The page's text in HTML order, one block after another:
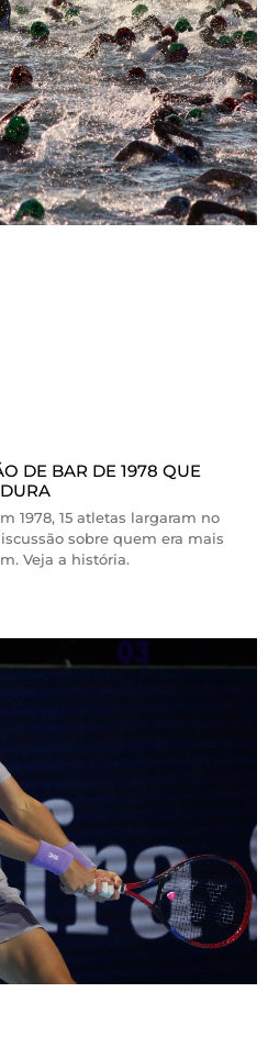
DE BAR DE 1978 QUE
1978, 15 atletas largaram no
sobre quem era mais
Veja a história.